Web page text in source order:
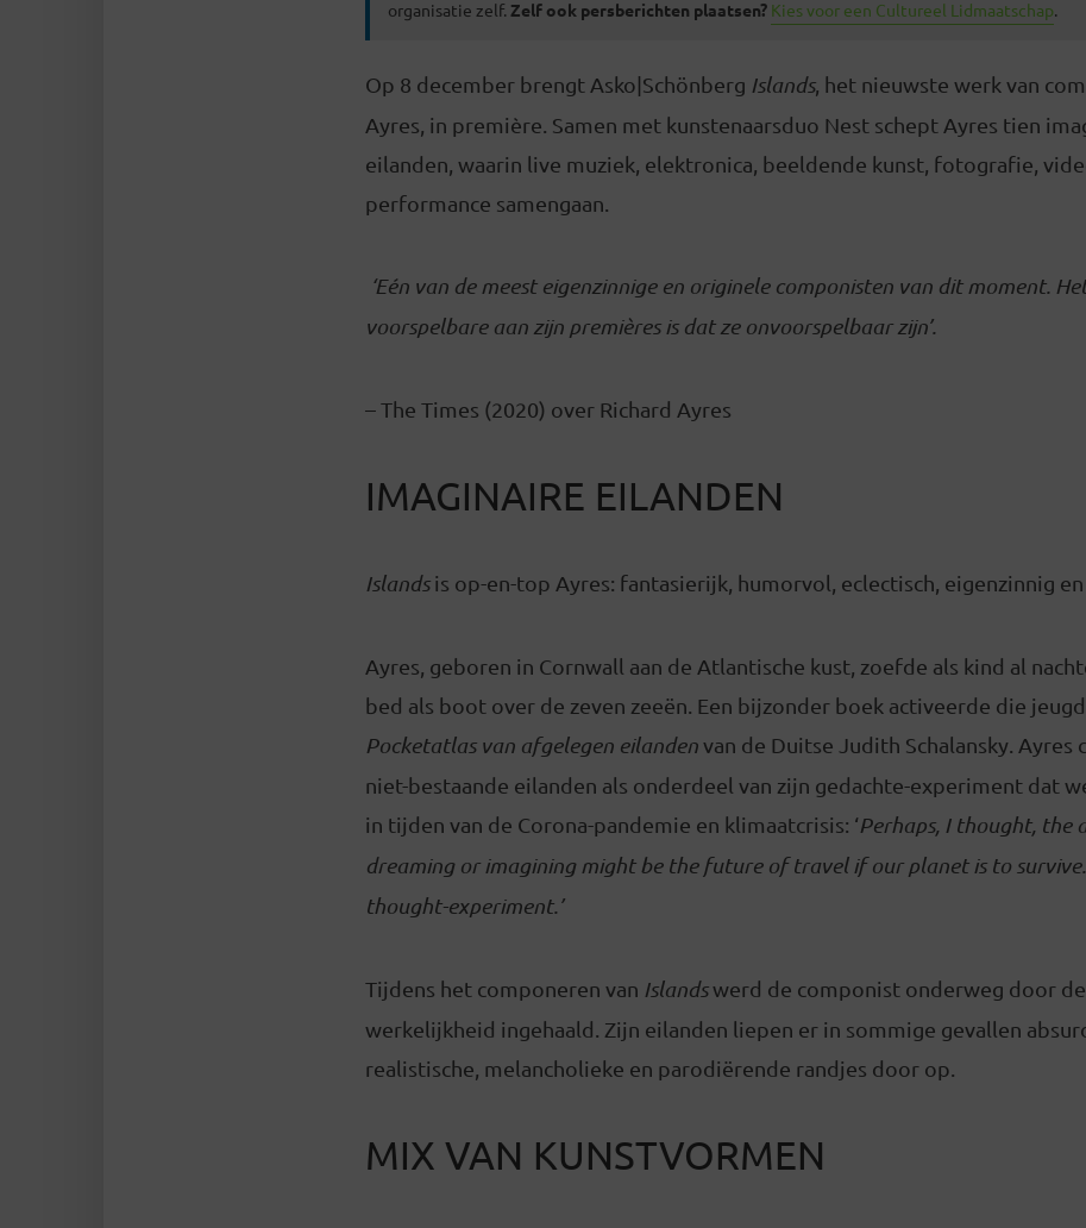
organisatie zelf. Zelf ook persberichten plaatsen? Kies voor een Cultureel Lidmaatschap.
Op 8 december brengt Asko|Schönberg Islands, het nieuwste werk van
Ayres, in première. Samen met kunstenaarsduo Nest schept Ayres tien
eilanden, waarin live muziek, elektronica, beeldende kunst, fotografie,
performance samengaan.
‘Eén van de meest eigenzinnige en originele componisten van dit moment.
voorspelbare aan zijn premières is dat ze onvoorspelbaar zijn’.
– The Times (2020) over Richard Ayres
IMAGINAIRE EILANDEN
Islandsis op-en-top Ayres: fantasierijk, humorvol, eclectisch, eigenzinnig
Ayres, geboren in Cornwall aan de Atlantische kust, zoefde als kind al
bed als boot over de zeven zeeën. Een bijzonder boek activeerde die
Pocketatlas van afgelegen eilandenvan de Duitse Judith Schalansky. Ayres
niet-bestaande eilanden als onderdeel van zijn gedachte-experiment dat
in tijden van de Corona-pandemie en klimaatcrisis: ‘Perhaps, I thought, the
dreaming or imagining might be the future of travel if our planet is to
thought-experiment.’
Tijdens het componeren van Islandswerd de componist onderweg door
werkelijkheid ingehaald. Zijn eilanden liepen er in sommige gevallen
realistische, melancholieke en parodiërende randjes door op.
MIX VAN KUNSTVORMEN